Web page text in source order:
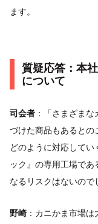
ます。
質疑応答：本
について
司会者 ：「さまざま
づけた商品もあるとの
どのように対応して
ック』の専用工場で
なるリスクはないので
野崎 ：カニかま市場